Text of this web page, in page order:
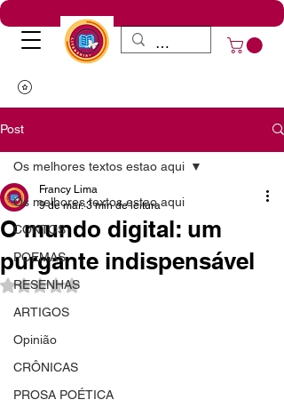
Post
Os melhores textos estao aqui
CONTOS
POEMAS
RESENHAS
ARTIGOS
Opinião
CRÔNICAS
PROSA POÉTICA
Os melhores textos estao aqui
O mundo digital: um
purgante indispensável
Francy Lima
9 de mar. 3 min de leitura
Avaliado com NaN de 5 estrelas.